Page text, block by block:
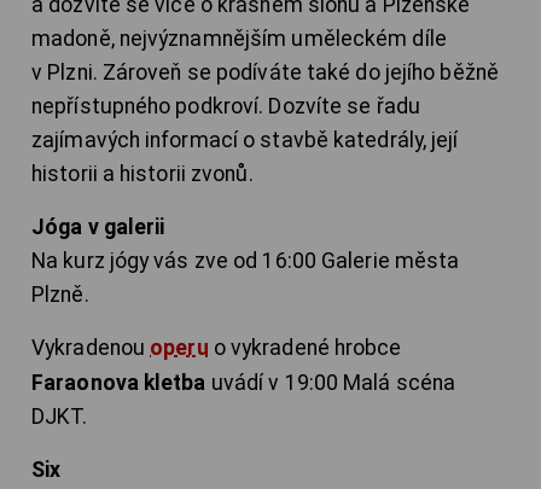
madoně, nejvýznamnějším uměleckém díle
v Plzni. Zároveň se podíváte také do jejího běžně
nepřístupného podkroví. Dozvíte se řadu
zajímavých informací o stavbě katedrály, její
historii a historii zvonů.
Jóga v galerii
Na kurz jógy vás zve od 16:00 Galerie města
Plzně.
Vykradenou operu o vykradené hrobce
Faraonova kletba uvádí v 19:00 Malá scéna
DJKT.
Six